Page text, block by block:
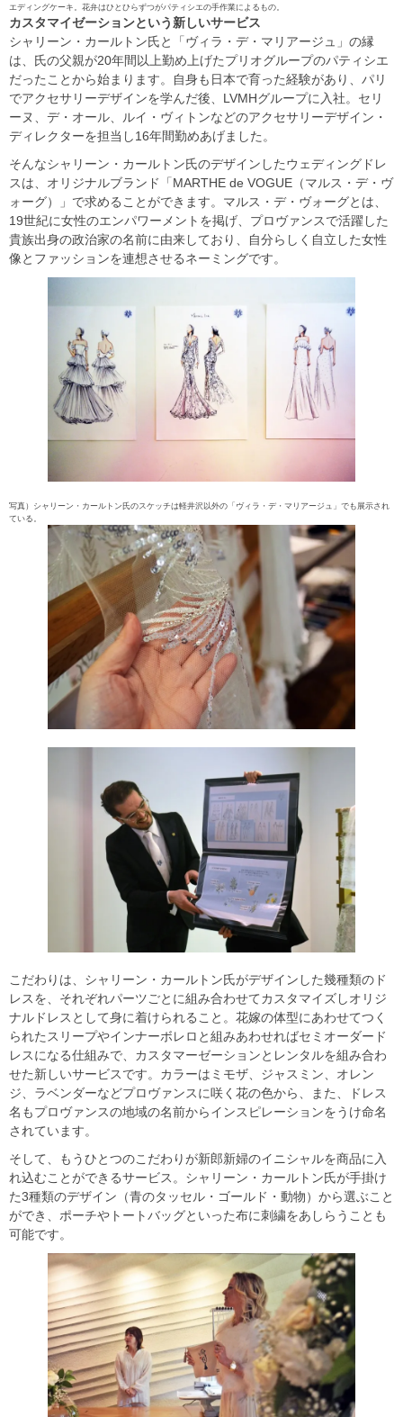
エディングケーキ。花弁はひとひらずつがパティシエの手作業によるもの。
カスタマイゼーションという新しいサービス
シャリーン・カールトン氏と「ヴィラ・デ・マリアージュ」の縁
は、氏の父親が20年間以上勤め上げたプリオグループのパティシエ
だったことから始まります。自身も日本で育った経験があり、パリ
でアクセサリーデザインを学んだ後、LVMHグループに入社。セリ
ーヌ、デ・オール、ルイ・ヴィトンなどのアクセサリーデザイン・
ディレクターを担当し16年間勤めあげました。
そんなシャリーン・カールトン氏のデザインしたウェディングドレ
スは、オリジナルブランド「MARTHE de VOGUE（マルス・デ・ヴ
ォーグ）」で求めることができます。マルス・デ・ヴォーグとは、
19世紀に女性のエンパワーメントを掲げ、プロヴァンスで活躍した
貴族出身の政治家の名前に由来しており、自分らしく自立した女性
像とファッションを連想させるネーミングです。
写真）シャリーン・カールトン氏のスケッチは軽井沢以外の「ヴィラ・デ・マリアージュ」でも展示され
ている。
こだわりは、シャリーン・カールトン氏がデザインした幾種類のド
レスを、それぞれパーツごとに組み合わせてカスタマイズしオリジ
ナルドレスとして身に着けられること。花嫁の体型にあわせてつく
られたスリープやインナーボレロと組みあわせればセミオーダード
レスになる仕組みで、カスタマーゼーションとレンタルを組み合わ
せた新しいサービスです。カラーはミモザ、ジャスミン、オレン
ジ、ラベンダーなどプロヴァンスに咲く花の色から、また、ドレス
名もプロヴァンスの地域の名前からインスピレーションをうけ命名
されています。
そして、もうひとつのこだわりが新郎新婦のイニシャルを商品に入
れ込むことができるサービス。シャリーン・カールトン氏が手掛け
た3種類のデザイン（青のタッセル・ゴールド・動物）から選ぶこと
ができ、ポーチやトートバッグといった布に刺繍をあしらうことも
可能です。